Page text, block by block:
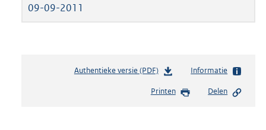
09-09-2011
Authentieke versie (PDF)b
s
Informatie
Printen Delen